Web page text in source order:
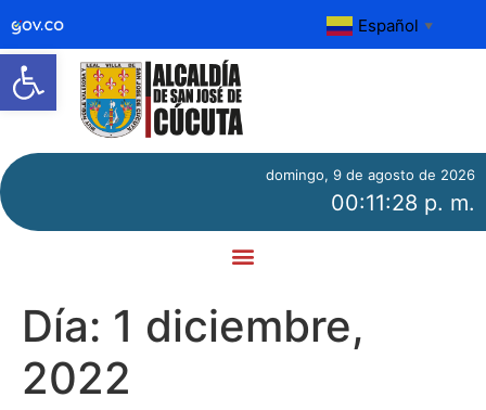
Abrir barra de herramientas
Español ▼
domingo, 9 de agosto de 2026
00:11:29 p. m.
Día: 1 diciembre,
2022